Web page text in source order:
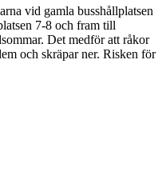
vid gamla busshållplatsen
7-8 och fram till
Det medför att råkor
och skräpar ner. Risken för